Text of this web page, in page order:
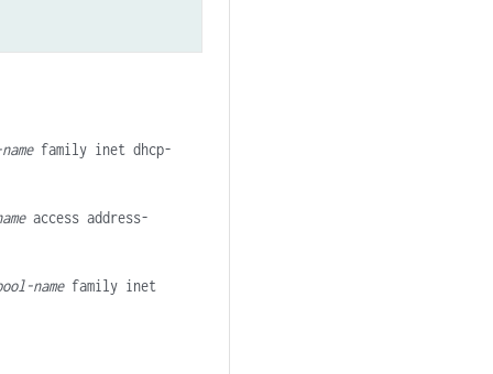
family inet dhcp-
access address-
namefamily inet